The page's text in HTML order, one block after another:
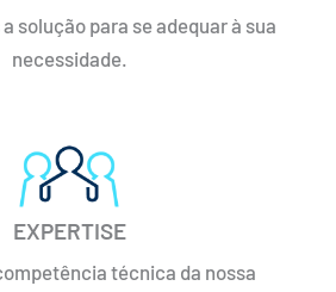
solução para se adequar à sua
necessidade.
EXPERTISE
técnica da nossa